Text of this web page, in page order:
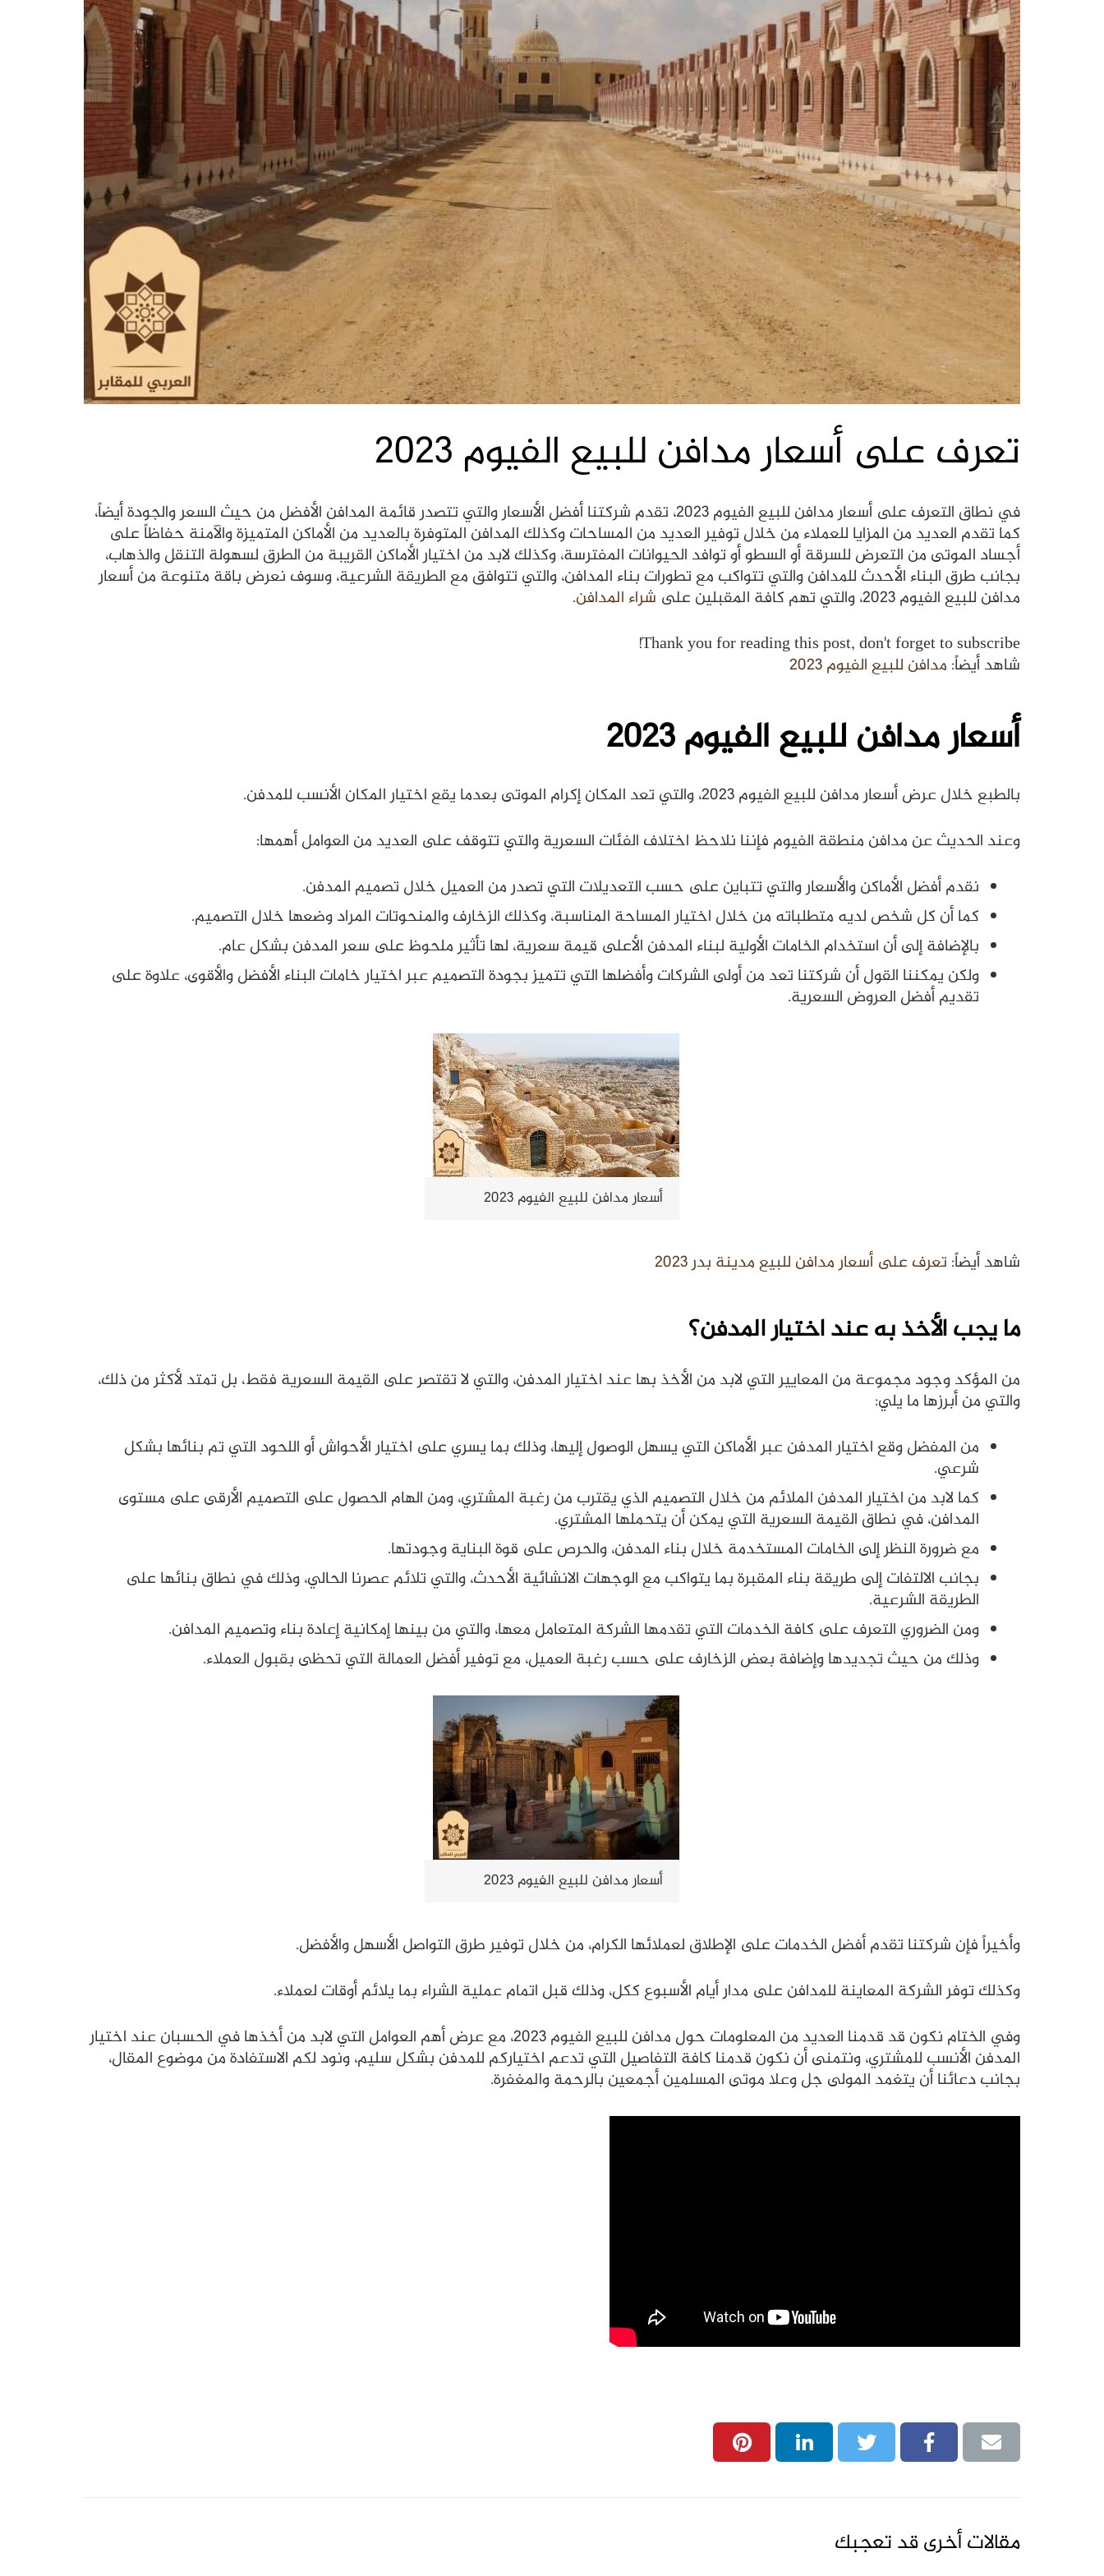
تعرف على أسعار مدافن للبيع الفيوم 2023
في نطاق التعرف على أسعار مدافن للبيع الفيوم 2023، تقدم شركتنا أفضل الأسعار والتي تتصدر قائمة المدافن الأفضل من حيث السعر والجودة أيضاً،
كما تقدم العديد من المزايا للعملاء من خلال توفير العديد من المساحات وكذلك المدافن المتوفرة بالعديد من الأماكن المتميزة والآمنة حفاظاً على
أجساد الموتى من التعرض للسرقة أو السطو أو توافد الحيوانات المفترسة، وكذلك لابد من اختيار الأماكن القريبة من الطرق لسهولة التنقل والذهاب،
بجانب طرق البناء الأحدث للمدافن والتي تتواكب مع تطورات بناء المدافن، والتي تتوافق مع الطريقة الشرعية، وسوف نعرض باقة متنوعة من أسعار
مدافن للبيع الفيوم 2023، والتي تهم كافة المقبلين على شراء المدافن.
Thank you for reading this post, don't forget to subscribe!
شاهد أيضاً: مدافن للبيع الفيوم 2023
أسعار مدافن للبيع الفيوم 2023
بالطبع خلال عرض أسعار مدافن للبيع الفيوم 2023، والتي تعد المكان إكرام الموتى بعدما يقع اختيار المكان الأنسب للمدفن.
وعند الحديث عن مدافن منطقة الفيوم فإننا نلاحظ اختلاف الفئات السعرية والتي تتوقف على العديد من العوامل أهمها:
نقدم أفضل الأماكن والأسعار والتي تتباين على حسب التعديلات التي تصدر من العميل خلال تصميم المدفن.
كما أن كل شخص لديه متطلباته من خلال اختيار المساحة المناسبة، وكذلك الزخارف والمنحوتات المراد وضعها خلال التصميم.
بالإضافة إلى أن استخدام الخامات الأولية لبناء المدفن الأعلى قيمة سعرية، لها تأثير ملحوظ على سعر المدفن بشكل عام.
ولكن يمكننا القول أن شركتنا تعد من أولى الشركات وأفضلها التي تتميز بجودة التصميم عبر اختيار خامات البناء الأفضل والأقوى، علاوة على
تقديم أفضل العروض السعرية.
أسعار مدافن للبيع الفيوم 2023
شاهد أيضاً: تعرف على أسعار مدافن للبيع مدينة بدر 2023
ما يجب الأخذ به عند اختيار المدفن؟
من المؤكد وجود مجموعة من المعايير التي لابد من الأخذ بها عند اختيار المدفن، والتي لا تقتصر على القيمة السعرية فقط، بل تمتد لأكثر من ذلك،
والتي من أبرزها ما يلي:
من المفضل وقع اختيار المدفن عبر الأماكن التي يسهل الوصول إليها، وذلك بما يسري على اختيار الأحواش أو اللحود التي تم بنائها بشكل
شرعي.
كما لابد من اختيار المدفن الملائم من خلال التصميم الذي يقترب من رغبة المشتري، ومن الهام الحصول على التصميم الأرقى على مستوى
المدافن، في نطاق القيمة السعرية التي يمكن أن يتحملها المشتري.
مع ضرورة النظر إلى الخامات المستخدمة خلال بناء المدفن، والحرص على قوة البناية وجودتها.
بجانب الالتفات إلى طريقة بناء المقبرة بما يتواكب مع الوجهات الانشائية الأحدث، والتي تلائم عصرنا الحالي، وذلك في نطاق بنائها على
الطريقة الشرعية.
ومن الضروري التعرف على كافة الخدمات التي تقدمها الشركة المتعامل معها، والتي من بينها إمكانية إعادة بناء وتصميم المدافن.
وذلك من حيث تجديدها وإضافة بعض الزخارف على حسب رغبة العميل، مع توفير أفضل العمالة التي تحظى بقبول العملاء.
أسعار مدافن للبيع الفيوم 2023
وأخيراً فإن شركتنا تقدم أفضل الخدمات على الإطلاق لعملائها الكرام، من خلال توفير طرق التواصل الأسهل والأفضل.
وكذلك توفر الشركة المعاينة للمدافن على مدار أيام الأسبوع ككل، وذلك قبل اتمام عملية الشراء بما يلائم أوقات لعملاء.
وفي الختام نكون قد قدمنا العديد من المعلومات حول مدافن للبيع الفيوم 2023، مع عرض أهم العوامل التي لابد من أخذها في الحسبان عند اختيار
المدفن الأنسب للمشتري، ونتمنى أن نكون قدمنا كافة التفاصيل التي تدعم اختياركم للمدفن بشكل سليم، ونود لكم الاستفادة من موضوع المقال،
بجانب دعائنا أن يتغمد المولى جل وعلا موتى المسلمين أجمعين بالرحمة والمغفرة.
مقالات أخرى قد تعجبك